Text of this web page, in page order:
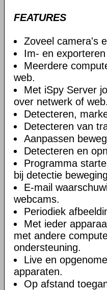
FEATURES
Zoveel camera's
Im- en
Meerdere
web.
Met iSpy Server
over netwerk of web.
Detecteren,
Detecteren van
Aanpassen
Detecteren en
Programma
bij detectie
E-mail
webcams.
Periodiek
Met ieder
met andere
ondersteuning.
Live en
apparaten.
Op afstand